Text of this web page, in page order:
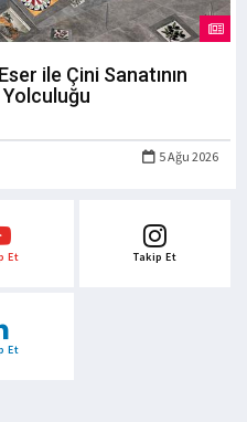
ile Çini Sanatının
5 Ağu 2026
Et Takip Et
Et